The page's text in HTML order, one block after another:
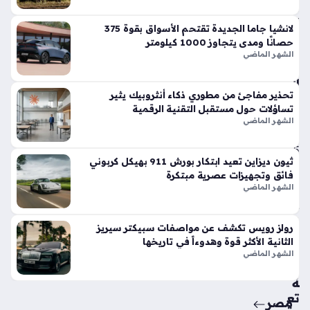
الأ
وا
الح
الي
ة
5
أيام
حق
ق
من
ة
تع
لانشيا جاما الجديدة تقتحم الأسواق بقوة 375
حصانًا ومدى يتجاوز 1000 كيلومتر
الشهر الماضي
تحذير مفاجئ من مطوري ذكاء أنثروبيك يثير
تساؤلات حول مستقبل التقنية الرقمية
الشهر الماضي
ثيون ديزاين تعيد ابتكار بورش 911 بهيكل كربوني
فائق وتجهيزات عصرية مبتكرة
الشهر الماضي
رولز رويس تكشف عن مواصفات سبيكتر سيريز
الثانية الأكثر قوة وهدوءاً في تاريخها
الشهر الماضي
مصر